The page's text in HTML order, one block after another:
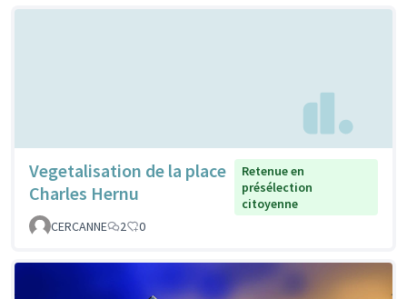
Vegetalisation de la place
Charles Hernu
Retenue en
présélection
citoyenne
CERCANNE
2 0